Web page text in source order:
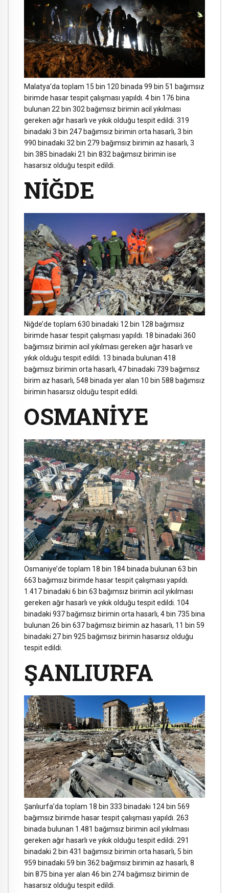
Malatya’da toplam 15 bin 120 binada 99 bin 51 bağımsız
birimde hasar tespit çalışması yapıldı. 4 bin 176 bina
bulunan 22 bin 302 bağımsız birimin acil yıkılması
gereken ağır hasarlı ve yıkık olduğu tespit edildi. 319
binadaki 3 bin 247 bağımsız birimin orta hasarlı, 3 bin
990 binadaki 32 bin 279 bağımsız birimin az hasarlı, 3
bin 385 binadaki 21 bin 832 bağımsız birimin ise
hasarsız olduğu tespit edildi.
NİĞDE
Niğde’de toplam 630 binadaki 12 bin 128 bağımsız
birimde hasar tespit çalışması yapıldı. 18 binadaki 360
bağımsız birimin acil yıkılması gereken ağır hasarlı ve
yıkık olduğu tespit edildi. 13 binada bulunan 418
bağımsız birimin orta hasarlı, 47 binadaki 739 bağımsız
birim az hasarlı, 548 binada yer alan 10 bin 588 bağımsız
birimin hasarsız olduğu tespit edildi.
OSMANİYE
Osmaniye’de toplam 18 bin 184 binada bulunan 63 bin
663 bağımsız birimde hasar tespit çalışması yapıldı.
1.417 binadaki 6 bin 63 bağımsız birimin acil yıkılması
gereken ağır hasarlı ve yıkık olduğu tespit edildi. 104
binadaki 937 bağımsız birimin orta hasarlı, 4 bin 735 bina
bulunan 26 bin 637 bağımsız birimin az hasarlı, 11 bin 59
binadaki 27 bin 925 bağımsız birimin hasarsız olduğu
tespit edildi.
ŞANLIURFA
Şanlıurfa’da toplam 18 bin 333 binadaki 124 bin 569
bağımsız birimde hasar tespit çalışması yapıldı. 263
binada bulunan 1.481 bağımsız birimin acil yıkılması
gereken ağır hasarlı ve yıkık olduğu tespit edildi. 291
binadaki 2 bin 431 bağımsız birimin orta hasarlı, 5 bin
959 binadaki 59 bin 362 bağımsız birimin az hasarlı, 8
bin 875 bina yer alan 46 bin 274 bağımsız birimin de
hasarsız olduğu tespit edildi.